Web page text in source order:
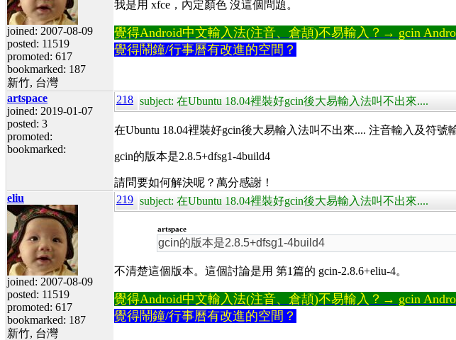
joined: 2007-08-09
posted: 11519
promoted: 617
bookmarked: 187
新竹, 台灣
我是用 xfce，內定顏色 沒這個問題。
覺得Android中文輸入法(注音、倉頡)不易輸入？→ gcin
覺得鬧鐘/行事曆有改進的空間？
artspace
joined: 2019-01-07
posted: 3
promoted:
bookmarked:
218 subject: 在Ubuntu 18.04裡裝好gcin後大易輸入法叫不出來....
在Ubuntu 18.04裡裝好gcin後大易輸入法叫不出來.... 注音輸入及符號
gcin的版本是2.8.5+dfsg1-4build4
請問要如何解決呢？萬分感謝！
eliu
joined: 2007-08-09
posted: 11519
promoted: 617
bookmarked: 187
新竹, 台灣
219 subject: 在Ubuntu 18.04裡裝好gcin後大易輸入法叫不出來....
artspace
gcin的版本是2.8.5+dfsg1-4build4
不清楚這個版本。這個討論是用 第1篇的 gcin-2.8.6+eliu-4。
覺得Android中文輸入法(注音、倉頡)不易輸入？→ gcin
覺得鬧鐘/行事曆有改進的空間？